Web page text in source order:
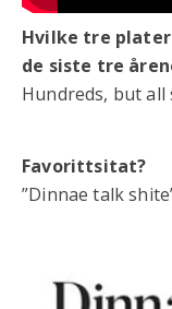
Hvilke tre
de siste tre
Hundreds, but all
Favorittsitat?
”Dinnae talk